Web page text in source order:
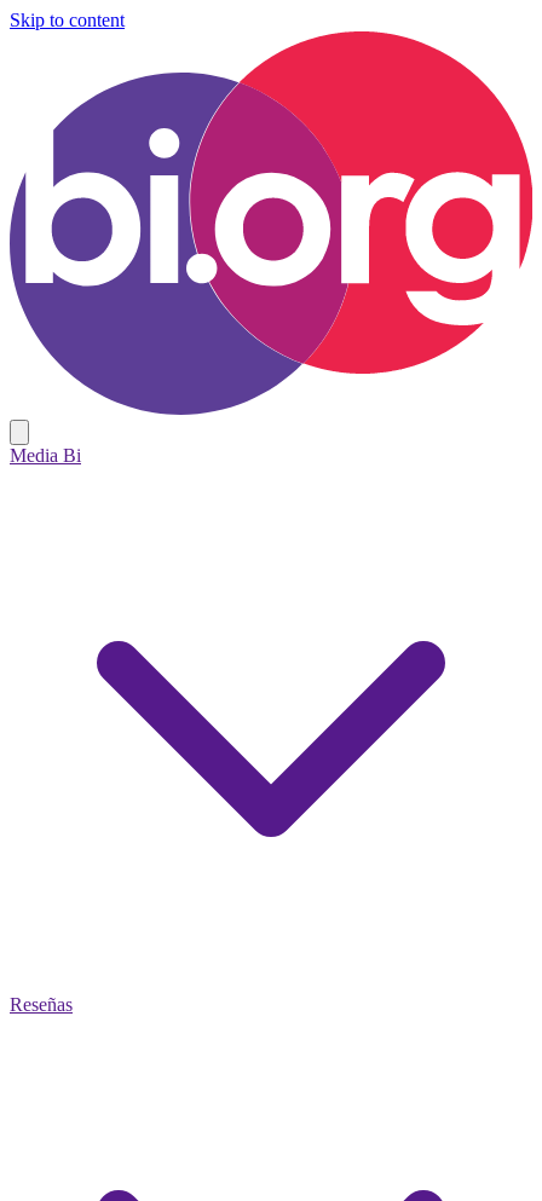
Skip to content
Media Bi
Reseñas